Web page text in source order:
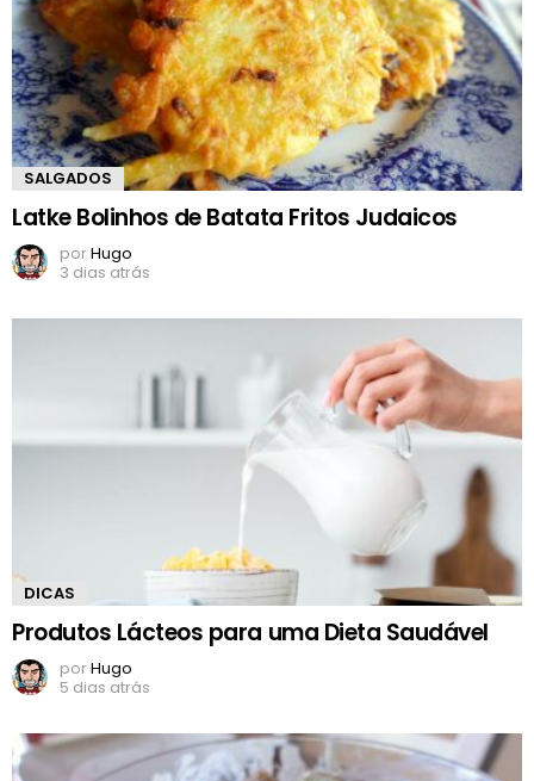
SALGADOS
Latke Bolinhos de Batata Fritos Judaicos
porHugo
3 dias atrás
DICAS
Produtos Lácteos para uma Dieta Saudável
porHugo
5 dias atrás